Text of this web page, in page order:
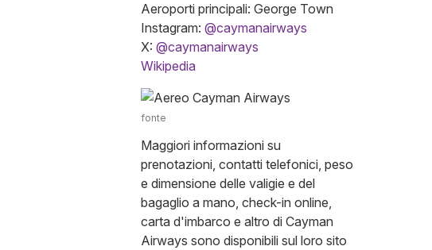
Aeroporti principali: George Town
Instagram: @caymanairways
X: @caymanairways
Wikipedia
fonte
Maggiori informazioni su
prenotazioni, contatti telefonici, peso
e dimensione delle valigie e del
bagaglio a mano, check-in online,
carta d'imbarco e altro di Cayman
Airways sono disponibili sul loro sito